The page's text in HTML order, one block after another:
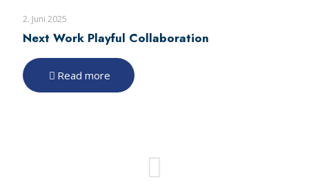
2. Juni 2025
Next Work Playful Collaboration
Read more